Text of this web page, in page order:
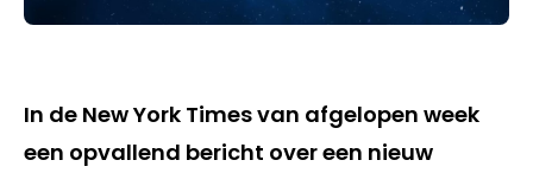
In de New York Times van afgelopen week
een opvallend bericht over een nieuw